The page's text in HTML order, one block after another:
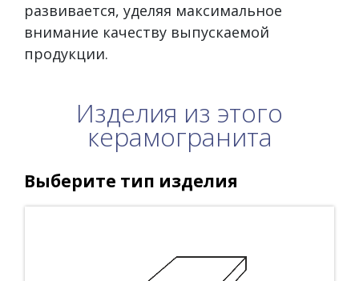
развивается, уделяя максимальное
внимание качеству выпускаемой
продукции.
Изделия из этого
керамогранита
Выберите тип изделия